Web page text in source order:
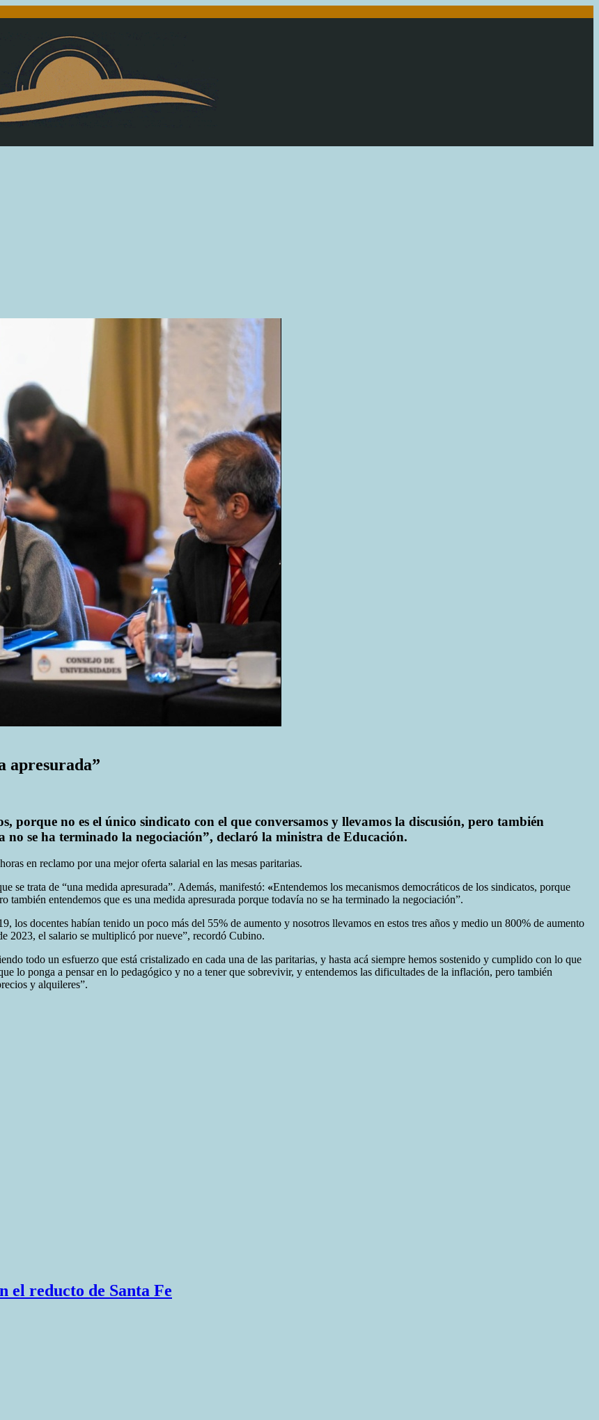
apresurada”
porque no es el único sindicato con el que conversamos y llevamos la discusión, pero también
se ha terminado la negociación”, declaró la ministra de Educación.
en reclamo por una mejor oferta salarial en las mesas paritarias.
se trata de “una medida apresurada”. Además, manifestó: «Entendemos los mecanismos democráticos de los sindicatos, porque
entendemos que es una medida apresurada porque todavía no se ha terminado la negociación”.
los docentes habían tenido un poco más del 55% de aumento y nosotros llevamos en estos tres años y medio un 800% de aumento
2023, el salario se multiplicó por nueve”, recordó Cubino.
todo un esfuerzo que está cristalizado en cada una de las paritarias, y hasta acá siempre hemos sostenido y cumplido con lo que
lo ponga a pensar en lo pedagógico y no a tener que sobrevivir, y entendemos las dificultades de la inflación, pero también
y alquileres”.
el reducto de Santa Fe